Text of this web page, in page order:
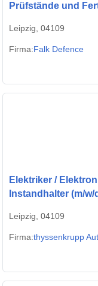
Prüfstände und
Leipzig, 04109
Firma:Falk Defence
Elektriker /
Instandhalter (m/w/
Leipzig, 04109
Firma:thyssenkrupp